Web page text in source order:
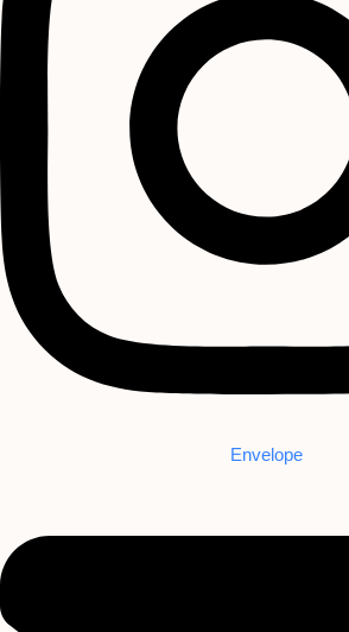
Envelope